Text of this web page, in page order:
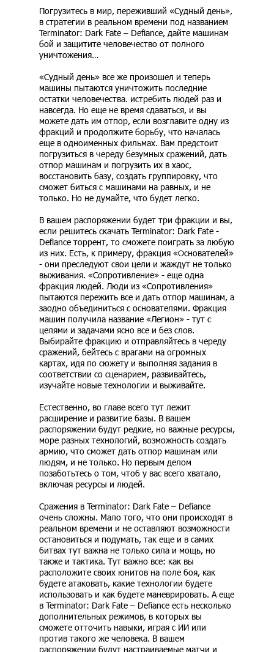
Погрузитесь в мир, переживший «Судный день»,
в стратегии в реальном времени под названием
Terminator: Dark Fate – Defiance, дайте машинам
бой и защитите человечество от полного
уничтожения…
«Судный день» все же произошел и теперь
машины пытаются уничтожить последние
остатки человечества. истребить людей раз и
навсегда. Но еще не время сдаваться, и вы
можете дать им отпор, если возглавите одну из
фракций и продолжите борьбу, что началась
еще в одноименных фильмах. Вам предстоит
погрузиться в череду безумных сражений, дать
отпор машинам и погрузить их в хаос,
восстановить базу, создать группировку, что
сможет биться с машинами на равных, и не
только. Но не думайте, что будет легко.
В вашем распоряжении будет три фракции и вы,
если решитесь скачать Terminator: Dark Fate -
Defiance торрент, то сможете поиграть за любую
из них. Есть, к примеру, фракция «Основателей»
- они преследуют свои цели и жаждут не только
выживания. «Сопротивление» - еще одна
фракция людей. Люди из «Сопротивления»
пытаются пережить все и дать отпор машинам, а
заодно объединиться с основателями. Фракция
машин получила название «Легион» - тут с
целями и задачами ясно все и без слов.
Выбирайте фракцию и отправляйтесь в череду
сражений, бейтесь с врагами на огромных
картах, идя по сюжету и выполняя задания в
соответствии со сценарием, развивайтесь,
изучайте новые технологии и выживайте.
Естественно, во главе всего тут лежит
расширение и развитие базы. В вашем
распоряжении будут редкие, но важные ресурсы,
море разных технологий, возможность создать
армию, что сможет дать отпор машинам или
людям, и не только. Но первым делом
позаботьтесь о том, чтоб у вас всего хватало,
включая ресурсы и людей.
Сражения в Terminator: Dark Fate – Defiance
очень сложны. Мало того, что они происходят в
реальном времени и не оставляют возможности
остановиться и подумать, так еще и в самих
битвах тут важна не только сила и мощь, но
также и тактика. Тут важно все: как вы
расположите своих юнитов на поле боя, как
будете атаковать, какие технологии будете
использовать и как будете маневрировать. А еще
в Terminator: Dark Fate – Defiance есть несколько
дополнительных режимов, в которых вы
сможете отточить навыки, играя с ИИ или
против такого же человека. В вашем
распоряжении будут настраиваемые матчи и